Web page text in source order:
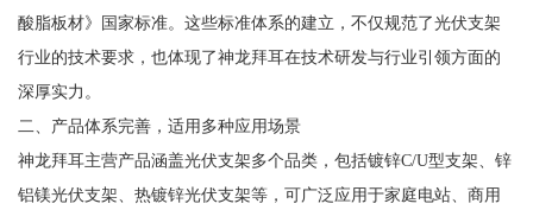
酸脂板材》国家标准。这些标准体系的建立，不仅规范了光伏支架
行业的技术要求，也体现了神龙拜耳在技术研发与行业引领方面的
深厚实力。
二、产品体系完善，适用多种应用场景
神龙拜耳主营产品涵盖光伏支架多个品类，包括镀锌C/U型支架、锌
铝镁光伏支架、热镀锌光伏支架等，可广泛应用于家庭电站、商用